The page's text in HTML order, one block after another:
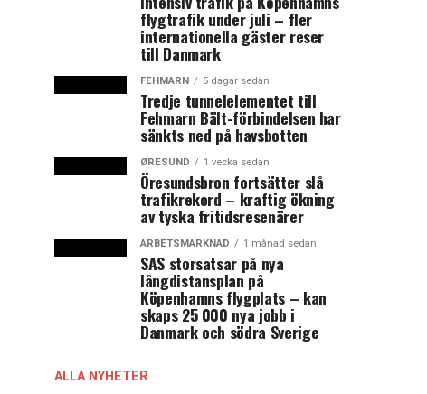
flygtrafik under juli – fler
internationella gäster reser
till Danmark
FEHMARN 5 dagar sedan
Tredje tunnelelementet till
Fehmarn Bält-förbindelsen har
sänkts ned på havsbotten
ØRESUND 1 vecka sedan
Öresundsbron fortsätter slå
trafikrekord – kraftig ökning
av tyska fritidsresenärer
ARBETSMARKNAD 1 månad sedan
SAS storsatsar på nya
långdistansplan på
Köpenhamns flygplats – kan
skaps 25 000 nya jobb i
Danmark och södra Sverige
ALLA NYHETER